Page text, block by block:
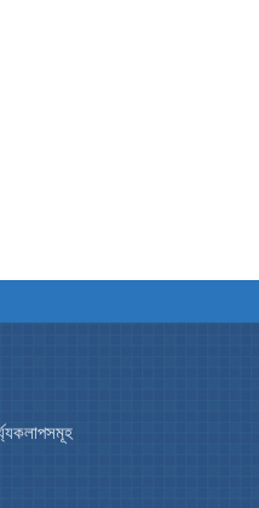
faster.
all types of the
can be searched